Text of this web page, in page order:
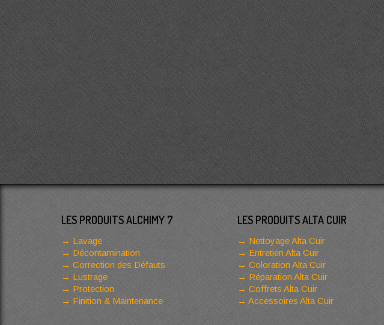
LES PRODUITS ALCHIMY 7
Lavage
Décontamination
Correction des Défauts
Lustrage
Protection
Finition & Maintenance
LES PRODUITS ALTA CUIR
Nettoyage Alta Cuir
Entretien Alta Cuir
Coloration Alta Cuir
Réparation Alta Cuir
Coffrets Alta Cuir
Accessoires Alta Cuir